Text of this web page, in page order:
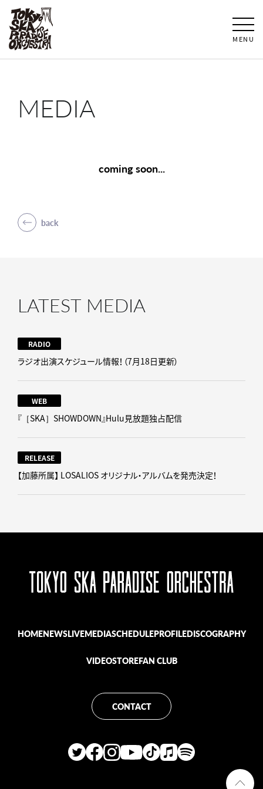
MENU
MEDIA
coming soon...
back
LATEST MEDIA
RADIO
ラジオ出演スケジュール情報！（7月18日更新）
WEB
『［SKA］SHOWDOWN』Hulu見放題独占配信
RELEASE
【加藤所属】 LOSALIOS オリジナル・アルバムを発売決定！
HOMENEWSLIVEMEDIASCHEDULEPROFILEDISCOGRAPHY
VIDEOSTOREFAN CLUB
CONTACT